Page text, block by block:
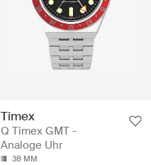
Timex
Q Timex GMT -
Analoge Uhr
38 MM